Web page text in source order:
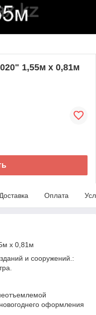
1,55м х 0,81м
Доставка Оплата
х 0,81м
и сооружений.:
оформления